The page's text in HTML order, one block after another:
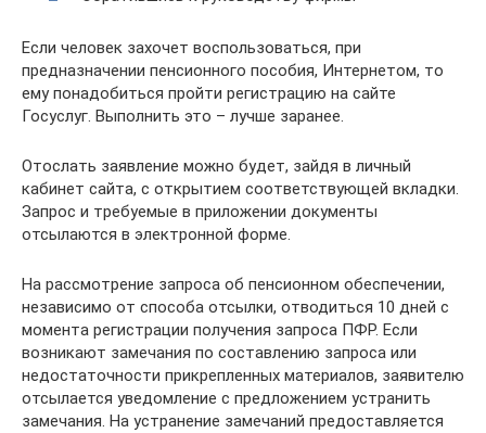
Если человек захочет воспользоваться, при
предназначении пенсионного пособия, Интернетом, то
ему понадобиться пройти регистрацию на сайте
Госуслуг. Выполнить это – лучше заранее.
Отослать заявление можно будет, зайдя в личный
кабинет сайта, с открытием соответствующей вкладки.
Запрос и требуемые в приложении документы
отсылаются в электронной форме.
На рассмотрение запроса об пенсионном обеспечении,
независимо от способа отсылки, отводиться 10 дней с
момента регистрации получения запроса ПФР. Если
возникают замечания по составлению запроса или
недостаточности прикрепленных материалов, заявителю
отсылается уведомление с предложением устранить
замечания. На устранение замечаний предоставляется